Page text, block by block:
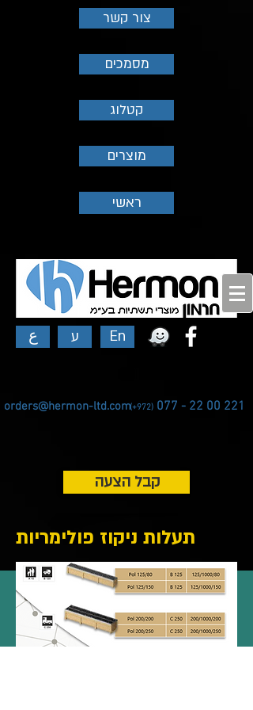
צור קשר
מסמכים
קטלוג
מוצרים
ראשי
ع ע En
(+972) 077 - 22 00 221
orders@hermon-ltd.com
קבל הצעה
תעלות ניקוז פולימריות